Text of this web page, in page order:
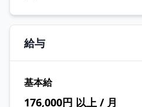
給与
基本給
176,000円 以上 / 月